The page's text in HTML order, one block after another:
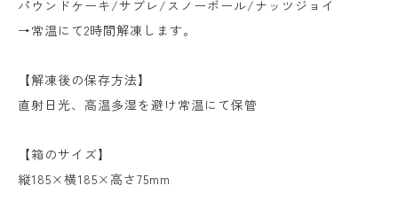
パウンドケーキ/サブレ/スノーボール/ナッツジョイ
→常温にて2時間解凍します。
【解凍後の保存方法】
直射日光、高温多湿を避け常温にて保管
【箱のサイズ】
縦185×横185×高さ75mm